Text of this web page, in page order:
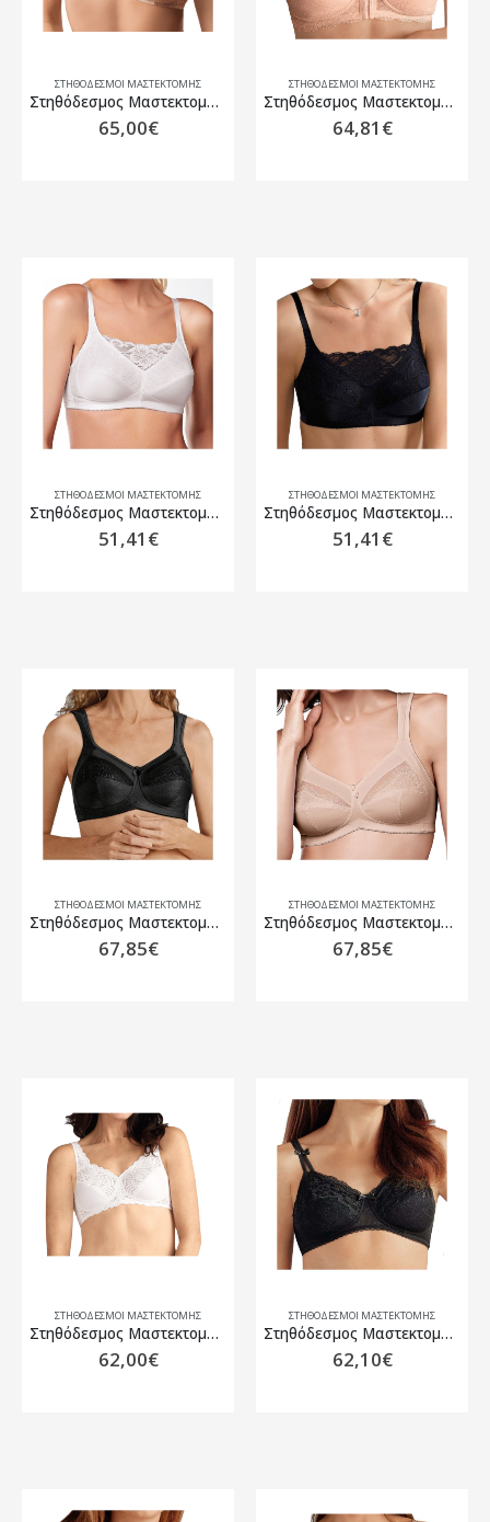
ΣΤΗΘΌΔΕΣΜΟΙ ΜΑΣΤΕΚΤΟΜΉΣ
Στηθόδεσμος Μαστεκτομής Amoena Celine SB απαλό ρόζ
65,00€
ΣΤΗΘΌΔΕΣΜΟΙ ΜΑΣΤΕΚΤΟΜΉΣ
Στηθόδεσμος Μαστεκτομής Amoena Ellen SB Rose Nude
64,81 €
ΣΤΗΘΌΔΕΣΜΟΙ ΜΑΣΤΕΚΤΟΜΉΣ
Στηθόδεσμος Μαστεκτομής Amoena Isabel SB Λευκό
51,41 €
ΣΤΗΘΌΔΕΣΜΟΙ ΜΑΣΤΕΚΤΟΜΉΣ
Στηθόδεσμος Μαστεκτομής Amoena Isabel SB Μαύρο
51,41 €
ΣΤΗΘΌΔΕΣΜΟΙ ΜΑΣΤΕΚΤΟΜΉΣ
Στηθόδεσμος Μαστεκτομής Amoena Isadora SB Μαύρο
67,85€
ΣΤΗΘΌΔΕΣΜΟΙ ΜΑΣΤΕΚΤΟΜΉΣ
Στηθόδεσμος Μαστεκτομής Amoena Isadora SB Μπεζ
67,85€
ΣΤΗΘΌΔΕΣΜΟΙ ΜΑΣΤΕΚΤΟΜΉΣ
Στηθόδεσμος Μαστεκτομής Amoena Jasmin SB Λευκό
62,00€
ΣΤΗΘΌΔΕΣΜΟΙ ΜΑΣΤΕΚΤΟΜΉΣ
Στηθόδεσμος Μαστεκτομής Amoena Karla SB Μαύρο
62,10€